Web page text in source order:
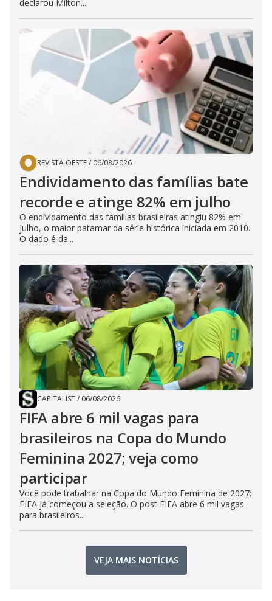
declarou Milton...
REVISTA OESTE/ 06/08/2026
Endividamento das famílias bate
recorde e atinge 82% em julho
O endividamento das famílias brasileiras atingiu 82% em
julho, o maior patamar da série histórica iniciada em 2010.
O dado é da...
CAPITALIST/ 06/08/2026
FIFA abre 6 mil vagas para
brasileiros na Copa do Mundo
Feminina 2027; veja como
participar
Você pode trabalhar na Copa do Mundo Feminina de 2027;
FIFA já começou a seleção. O post FIFA abre 6 mil vagas
para brasileiros...
VEJA MAIS NOTÍCIAS